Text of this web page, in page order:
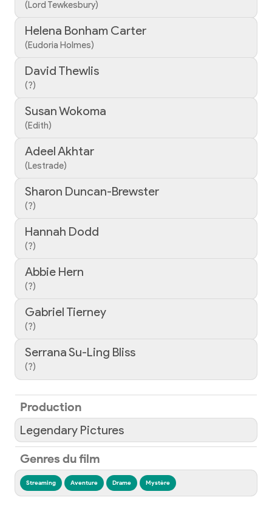
(Lord Tewkesbury)
Helena Bonham Carter
(Eudoria Holmes)
David Thewlis
(?)
Susan Wokoma
(Edith)
Adeel Akhtar
(Lestrade)
Sharon Duncan-Brewster
(?)
Hannah Dodd
(?)
Abbie Hern
(?)
Gabriel Tierney
(?)
Serrana Su-Ling Bliss
(?)
Production
Legendary Pictures
Genres du film
Streaming Aventure Drame Mystère